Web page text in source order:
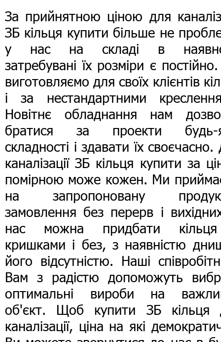
За прийнятною ціною для
ЗБ кільця купити більше не
у нас на складі в
затребувані їх розміри є
виготовляємо для своїх клієнтів
і ​​за нестандартними
Новітнє обладнання нам
братися за проекти будь-
складності і здавати їх
каналізації ЗБ кільця купити за
помірною може кожен. Ми
на запропоновану
замовлення без перерв і
нас можна придбати
кришками і без, з наявністю
його відсутністю. Наші
Вам з радістю допоможуть
оптимальні вироби на
об'єкт. Щоб купити ЗБ кільця
каналізації, ціна на які